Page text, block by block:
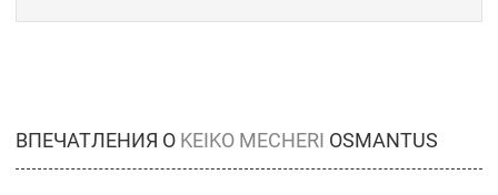
ВПЕЧАТЛЕНИЯ О KEIKO MECHERI OSMANTUS